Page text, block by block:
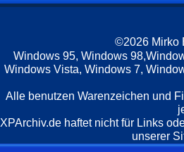
©2026 Mirko
Windows 95, Windows
Windows Vista, Windows 7,
Alle benutzen Warenzeichen und
XPArchiv.de haftet nicht für Links
unserer